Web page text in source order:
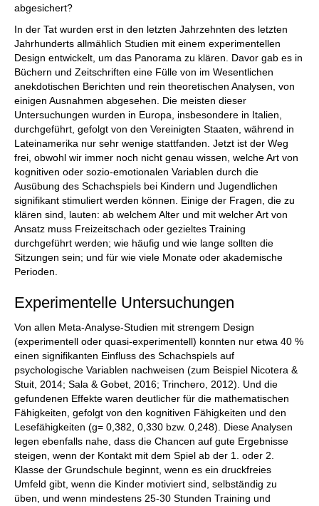
abgesichert?
In der Tat wurden erst in den letzten Jahrzehnten des letzten
Jahrhunderts allmählich Studien mit einem experimentellen
Design entwickelt, um das Panorama zu klären. Davor gab es in
Büchern und Zeitschriften eine Fülle von im Wesentlichen
anekdotischen Berichten und rein theoretischen Analysen, von
einigen Ausnahmen abgesehen. Die meisten dieser
Untersuchungen wurden in Europa, insbesondere in Italien,
durchgeführt, gefolgt von den Vereinigten Staaten, während in
Lateinamerika nur sehr wenige stattfanden. Jetzt ist der Weg
frei, obwohl wir immer noch nicht genau wissen, welche Art von
kognitiven oder sozio-emotionalen Variablen durch die
Ausübung des Schachspiels bei Kindern und Jugendlichen
signifikant stimuliert werden können. Einige der Fragen, die zu
klären sind, lauten: ab welchem Alter und mit welcher Art von
Ansatz muss Freizeitschach oder gezieltes Training
durchgeführt werden; wie häufig und wie lange sollten die
Sitzungen sein; und für wie viele Monate oder akademische
Perioden.
Experimentelle Untersuchungen
Von allen Meta-Analyse-Studien mit strengem Design
(experimentell oder quasi-experimentell) konnten nur etwa 40 %
einen signifikanten Einfluss des Schachspiels auf
psychologische Variablen nachweisen (zum Beispiel Nicotera &
Stuit, 2014; Sala & Gobet, 2016; Trinchero, 2012). Und die
gefundenen Effekte waren deutlicher für die mathematischen
Fähigkeiten, gefolgt von den kognitiven Fähigkeiten und den
Lesefähigkeiten (g= 0,382, 0,330 bzw. 0,248). Diese Analysen
legen ebenfalls nahe, dass die Chancen auf gute Ergebnisse
steigen, wenn der Kontakt mit dem Spiel ab der 1. oder 2.
Klasse der Grundschule beginnt, wenn es ein druckfreies
Umfeld gibt, wenn die Kinder motiviert sind, selbständig zu
üben, und wenn mindestens 25-30 Stunden Training und